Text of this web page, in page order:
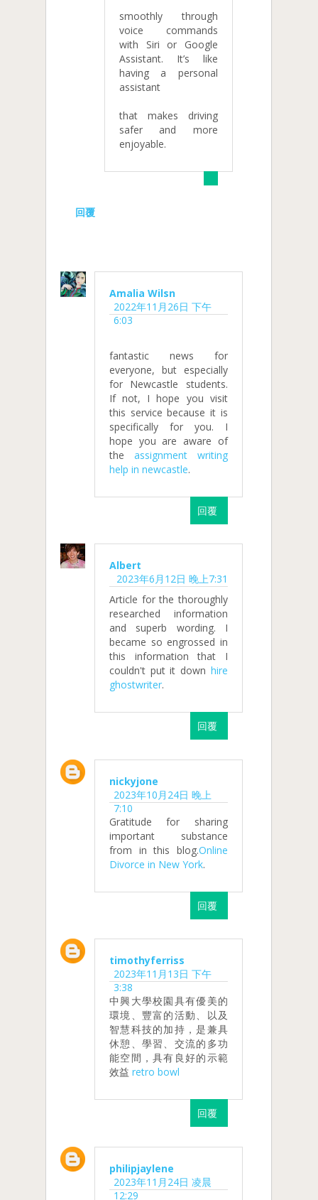
smoothly through
voice commands
with Siri or Google
Assistant. It’s like
having a personal
assistant
that makes driving
safer and more
enjoyable.
回覆
Amalia Wilsn
2022年11月26日 下午
6:03
fantastic news for
everyone, but especially
for Newcastle students.
If not, I hope you visit
this service because it is
specifically for you. I
hope you are aware of
the assignment writing
help in newcastle.
回覆
Albert
2023年6月12日 晚上7:31
Article for the thoroughly
researched information
and superb wording. I
became so engrossed in
this information that I
couldn't put it down hire
ghostwriter.
回覆
nickyjone
2023年10月24日 晚上
7:10
Gratitude for sharing
important substance
from in this blog.Online
Divorce in New York.
回覆
timothyferriss
2023年11月13日 下午
3:38
中興大學校園具有優美的
環境、豐富的活動、以及
智慧科技的加持，是兼具
休憩、學習、交流的多功
能空間，具有良好的示範
效益 retro bowl
回覆
philipjaylene
2023年11月24日 凌晨
12:29